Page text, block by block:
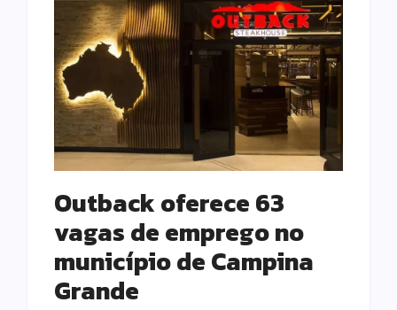
Outback oferece 63
vagas de emprego no
município de Campina
Grande